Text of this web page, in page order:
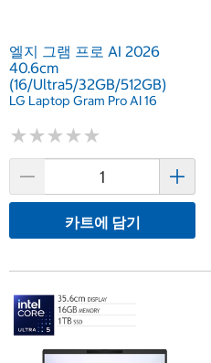
엘지 그램 프로 AI 2026
40.6cm
(16/Ultra5/32GB/512GB)
LG Laptop Gram Pro AI 16
★★★★★
★★★★★
카트에 담기